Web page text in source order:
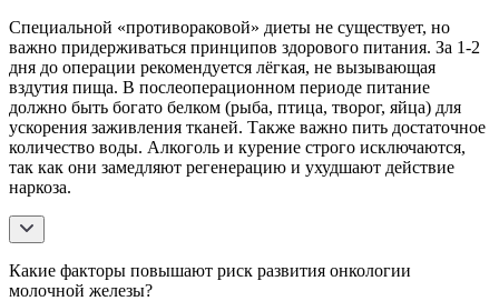
Специальной «противораковой» диеты не существует, но
важно придерживаться принципов здорового питания. За 1-2
дня до операции рекомендуется лёгкая, не вызывающая
вздутия пища. В послеоперационном периоде питание
должно быть богато белком (рыба, птица, творог, яйца) для
ускорения заживления тканей. Также важно пить достаточное
количество воды. Алкоголь и курение строго исключаются,
так как они замедляют регенерацию и ухудшают действие
наркоза.
Какие факторы повышают риск развития онкологии
молочной железы?